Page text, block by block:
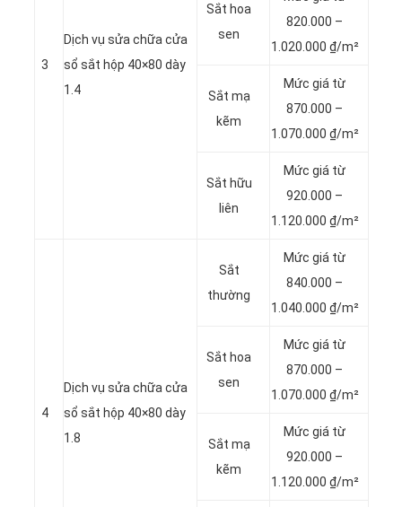
3
Dịch vụ sửa chữa cửa
sổ sắt hộp 40×80 dày
1.4
Sắt hoa
sen
820.000 –
1.020.000 ₫/m²
Sắt mạ
kẽm
Mức giá từ
870.000 –
1.070.000 ₫/m²
Sắt hữu
liên
Mức giá từ
920.000 –
1.120.000 ₫/m²
4
Dịch vụ sửa chữa cửa
sổ sắt hộp 40×80 dày
1.8
Sắt
thường
Mức giá từ
840.000 –
1.040.000 ₫/m²
Sắt hoa
sen
Mức giá từ
870.000 –
1.070.000 ₫/m²
Sắt mạ
kẽm
Mức giá từ
920.000 –
1.120.000 ₫/m²